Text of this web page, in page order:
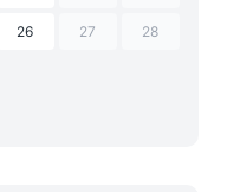
26 27 28